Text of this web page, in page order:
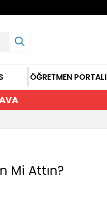
ÖĞRETMEN PORTALI
Mi Attın?